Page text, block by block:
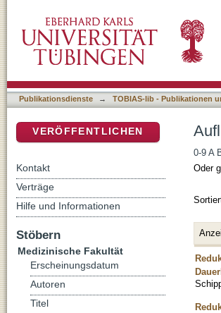
Publikationsdienste → TOBIAS-lib - Publikationen
0-9 A
Oder
VERÖFFENTLICHEN
Kontakt
Verträge
Hilfe und Informationen
Stöbern
Medizinische Fakultät
Erscheinungsdatum
Autoren
Titel